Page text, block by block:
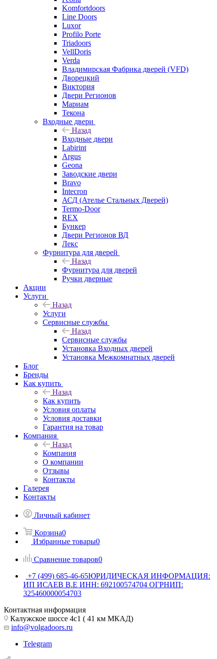
Komfortdoors
Line Doors
Luxor
Profilo Porte
Triadoors
VellDoris
Verda
Владимирская Фабрика дверей (VFD)
Дворецкий
Виктория
Двери Регионов
Мариам
Текона
Входные двери
Назад
Входные двери
Labirint
Argus
Geona
Заводские двери
Bravo
Intecron
АСД (Ателье Стальных Дверей)
Termo-Door
REX
Бункер
Двери Регионов ВД
Лекс
Фурнитура для дверей
Назад
Фурнитура для дверей
Ручки дверные
Акции
Услуги
Назад
Услуги
Сервисные службы
Назад
Сервисные службы
Установка Входных дверей
Установка Межкомнатных дверей
Блог
Бренды
Как купить
Назад
Как купить
Условия оплаты
Условия доставки
Гарантия на товар
Компания
Назад
Компания
О компании
Отзывы
Контакты
Галерея
Контакты
Личный кабинет
Корзина0
Избранные товары0
Сравнение товаров0
+7 (499) 685-46-65ЮРИДИЧЕСКАЯ ИНФОРМАЦИЯ:
ИП ИСАЕВ В.Е ИНН: 692100574704 ОГРНИП:
325460000054703
Контактная информация
Калужское шоссе 4с1 ( 41 км МКАД)
info@volgadoors.ru
Telegram